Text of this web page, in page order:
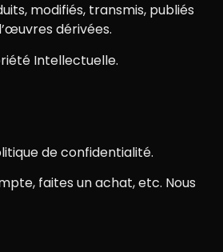
modifiés, transmis, publiés
dérivées.
Intellectuelle.
de confidentialité.
faites un achat, etc. Nous